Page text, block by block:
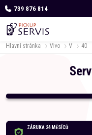
739 876 814
Hlavní stránka Vivo V 40
ZÁRUKA 24 MĚSÍCŮ